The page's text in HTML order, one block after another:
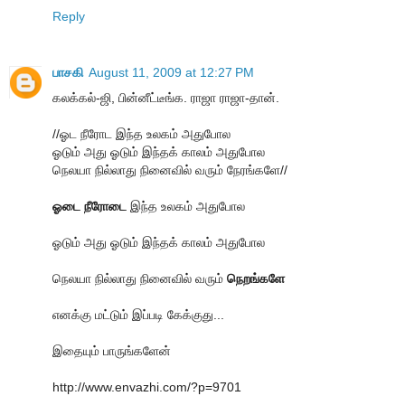
Reply
பாசகி August 11, 2009 at 12:27 PM
கலக்கல்-ஜி, பின்னீட்டீங்க. ராஜா ராஜா-தான்.
//ஓட நீரோட இந்த உலகம் அதுபோல
ஓடும் அது ஓடும் இந்தக் காலம் அதுபோல
நெலயா நில்லாது நினைவில் வரும் நேரங்களே//
ஓடை நீரோடை இந்த உலகம் அதுபோல
ஓடும் அது ஓடும் இந்தக் காலம் அதுபோல
நெலயா நில்லாது நினைவில் வரும் நெறங்களே
எனக்கு மட்டும் இப்படி கேக்குது...
இதையும் பாருங்களேன்
http://www.envazhi.com/?p=9701